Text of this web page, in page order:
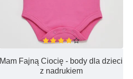
Mam Fajną Ciocię - body dla dzieci
z nadrukiem